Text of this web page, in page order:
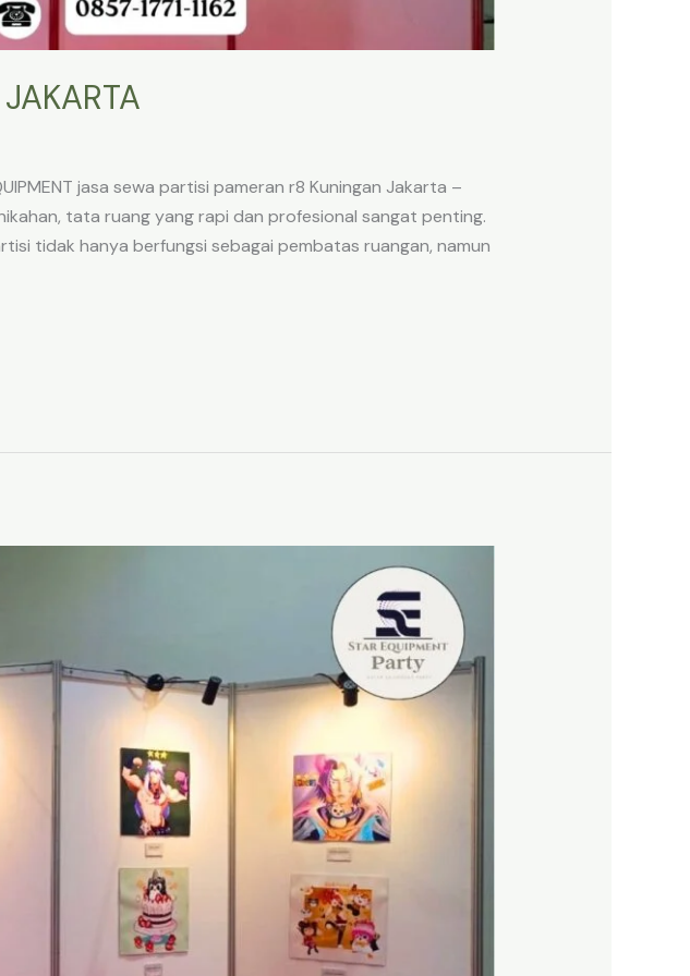
jasa sewa partisi pameran r8 Kuningan Jakarta –
tata ruang yang rapi dan profesional sangat penting.
tidak hanya berfungsi sebagai pembatas ruangan, namun